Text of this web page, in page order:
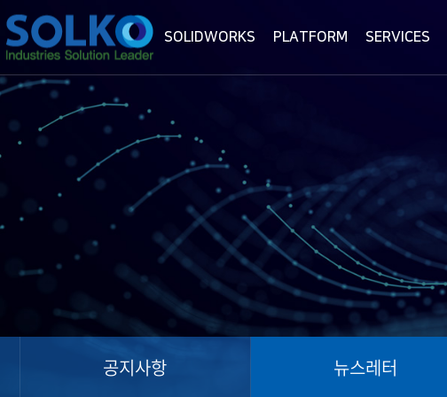
SOLIDWORKS PLATFORM SERVICES
공지사항 뉴스레터